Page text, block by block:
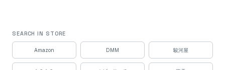
SEARCH IN STORE
Amazon DMM 駿河屋